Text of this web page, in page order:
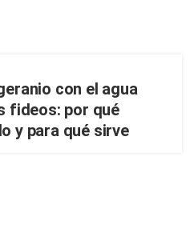
con el agua
fideos: por qué
y para qué sirve